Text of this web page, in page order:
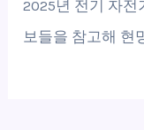
2025년 전기 자전
보들을 참고해 현